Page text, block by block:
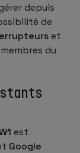
depuis
de
et
du
est
Google